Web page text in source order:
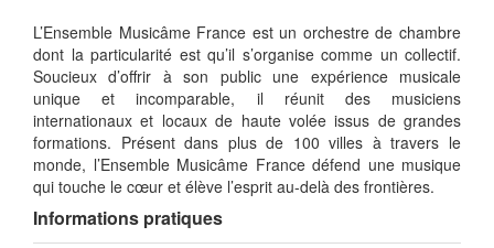
L’Ensemble Musicâme France est un orchestre de chambre
dont la particularité est qu’il s’organise comme un collectif.
Soucieux d’offrir à son public une expérience musicale
unique et incomparable, il réunit des musiciens
internationaux et locaux de haute volée issus de grandes
formations. Présent dans plus de 100 villes à travers le
monde, l’Ensemble Musicâme France défend une musique
qui touche le cœur et élève l’esprit au-delà des frontières.
Informations pratiques